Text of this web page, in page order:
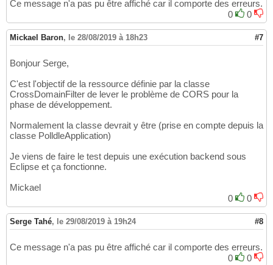
Ce message n'a pas pu être affiché car il comporte des erreurs.
0
0
Mickael Baron, le 28/08/2019 à 18h23 #7
Bonjour Serge,
C'est l'objectif de la ressource définie par la classe
CrossDomainFilter de lever le problème de CORS pour la
phase de développement.
Normalement la classe devrait y être (prise en compte depuis la
classe PolldleApplication)
Je viens de faire le test depuis une exécution backend sous
Eclipse et ça fonctionne.
Mickael
0
0
Serge Tahé, le 29/08/2019 à 19h24 #8
Ce message n'a pas pu être affiché car il comporte des erreurs.
0
0